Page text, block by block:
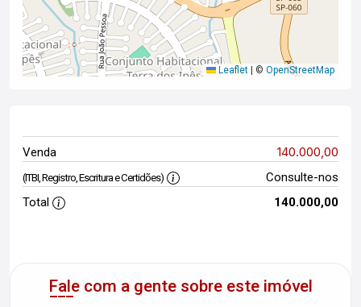
Leaflet | © OpenStreetMap
Venda 140.000,00
(ITBI, Registro, Escritura e Certidões)
Consulte-nos
Total
140.000,00
Fale com a gente sobre este imóvel